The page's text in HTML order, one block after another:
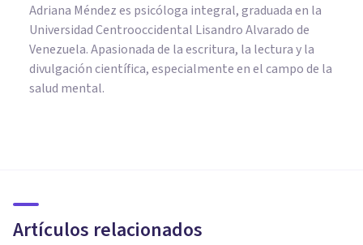
Adriana Méndez es psicóloga integral, graduada en la
Universidad Centrooccidental Lisandro Alvarado de
Venezuela. Apasionada de la escritura, la lectura y la
divulgación científica, especialmente en el campo de la
salud mental.
Artículos relacionados
reflexiones de Rafa Nadal